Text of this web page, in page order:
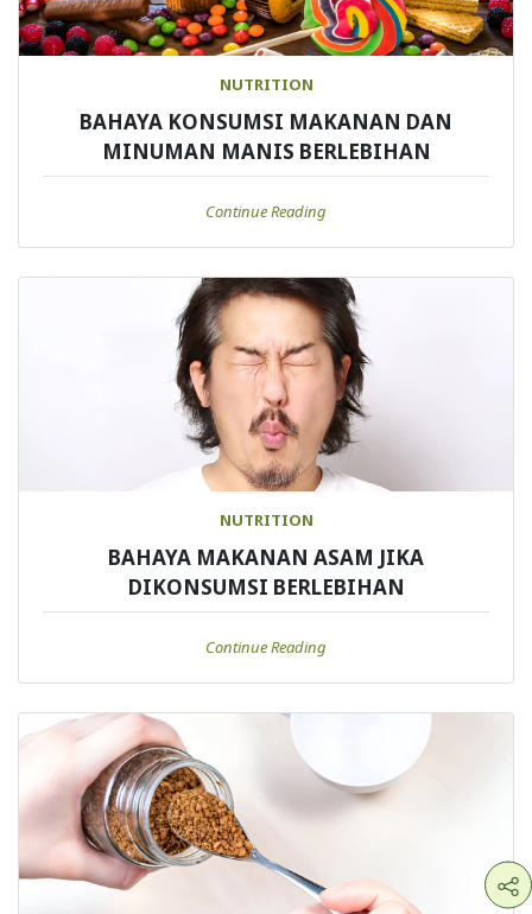
NUTRITION
BAHAYA KONSUMSI MAKANAN DAN
MINUMAN MANIS BERLEBIHAN
Continue Reading
NUTRITION
BAHAYA MAKANAN ASAM JIKA
DIKONSUMSI BERLEBIHAN
Continue Reading